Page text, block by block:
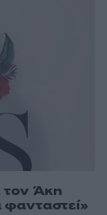
Άκη
φανταστεί»